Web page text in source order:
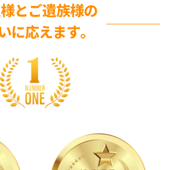
とご遺族様の
に応えます｡